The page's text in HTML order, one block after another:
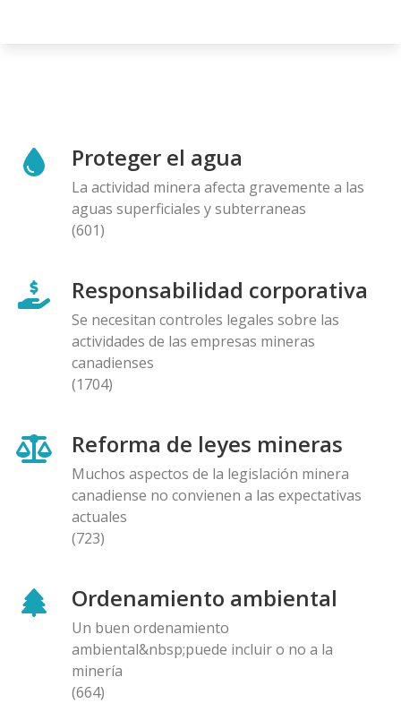
Proteger el agua
La actividad minera afecta gravemente a las
aguas superficiales y subterraneas
(601)
Responsabilidad corporativa
Se necesitan controles legales sobre las
actividades de las empresas mineras
canadienses
(1704)
Reforma de leyes mineras
Muchos aspectos de la legislación minera
canadiense no convienen a las expectativas
actuales
(723)
Ordenamiento ambiental
Un buen ordenamiento
ambiental&nbsp;puede incluir o no a la
minería
(664)